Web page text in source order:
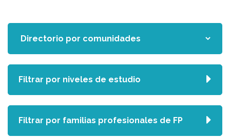
Filtrar por niveles de estudio
Filtrar por familias profesionales de FP